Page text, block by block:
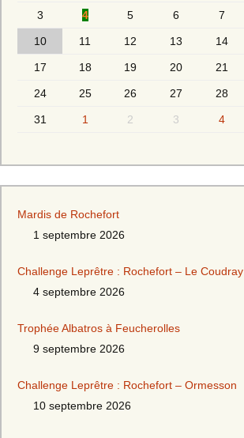
3 4 5 6 7
10 11 12 13 14
17 18 19 20 21
24 25 26 27 28
31 1 2 3 4
Mardis de Rochefort
1 septembre 2026
Challenge Leprêtre : Rochefort – Le Coudray
4 septembre 2026
Trophée Albatros à Feucherolles
9 septembre 2026
Challenge Leprêtre : Rochefort – Ormesson
10 septembre 2026